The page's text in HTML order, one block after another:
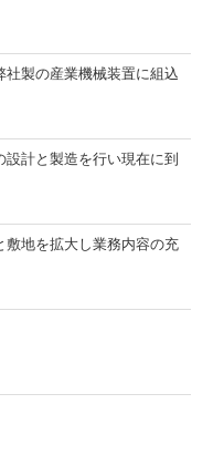
製の産業機械装置に組込
計と製造を行い現在に到
敷地を拡大し業務内容の充